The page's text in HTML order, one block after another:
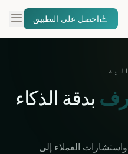
احصل على التطبيق
بدقة الذكاء
العملاء إلى